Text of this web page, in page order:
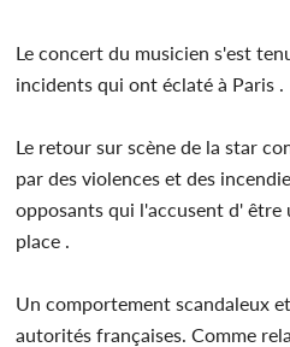
Le concert du musicien s'est
incidents qui ont éclaté à Paris .
Le retour sur scène de la star
par des violences et des
opposants qui l'accusent d'
place .
Un comportement scandaleux
autorités françaises. Comme